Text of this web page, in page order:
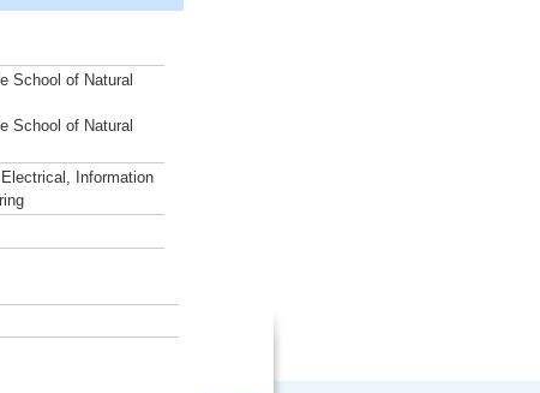
School of Natural
School of Natural
Information